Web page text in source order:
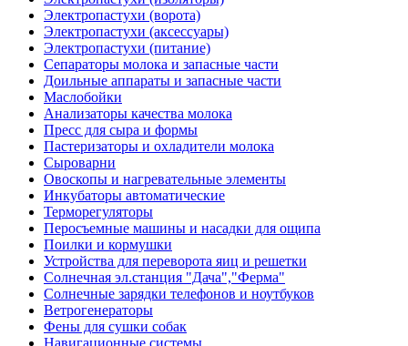
Электропастухи (ворота)
Электропастухи (аксессуары)
Электропастухи (питание)
Сепараторы молока и запасные части
Доильные аппараты и запасные части
Маслобойки
Анализаторы качества молока
Пресс для сыра и формы
Пастеризаторы и охладители молока
Сыроварни
Овоскопы и нагревательные элементы
Инкубаторы автоматические
Терморегуляторы
Перосъемные машины и насадки для ощипа
Поилки и кормушки
Устройства для переворота яиц и решетки
Солнечная эл.станция "Дача","Ферма"
Солнечные зарядки телефонов и ноутбуков
Ветрогенераторы
Фены для сушки собак
Навигационные системы